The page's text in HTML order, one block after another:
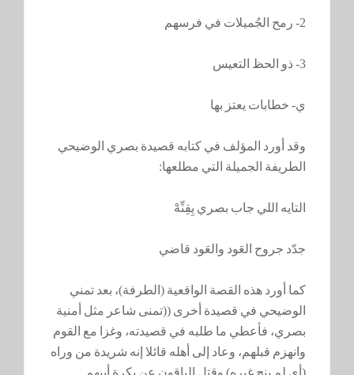
2- رمح الجُميلات في فرسهم
3- ذو الحظ التعيس
ي- خطابات يعتز بها
وقد أورد المؤلف في كتابه قصيدة بصري الوضيحي
الطريفة الجميلة التي مطلعها:
التايه اللي جاب بصري يِقِنِّهْ
جدّد جروح العَود والعَود قاضي
كما أورد هذه القصة الواقعية (الطرفة)، بعد تمني
الوضيحي في قصيدة أخرى ((تمنى شاعر مثل أمنية
بصري، فأعطي ما طلبه في قصيدته، وغزا مع القوم
وانهزم قبلهم، وعاد إلى أهله قائلا إنه شريدة من وراه
(أي لم ينج غيره) وقتل الباقون عن بكرة أبيهم